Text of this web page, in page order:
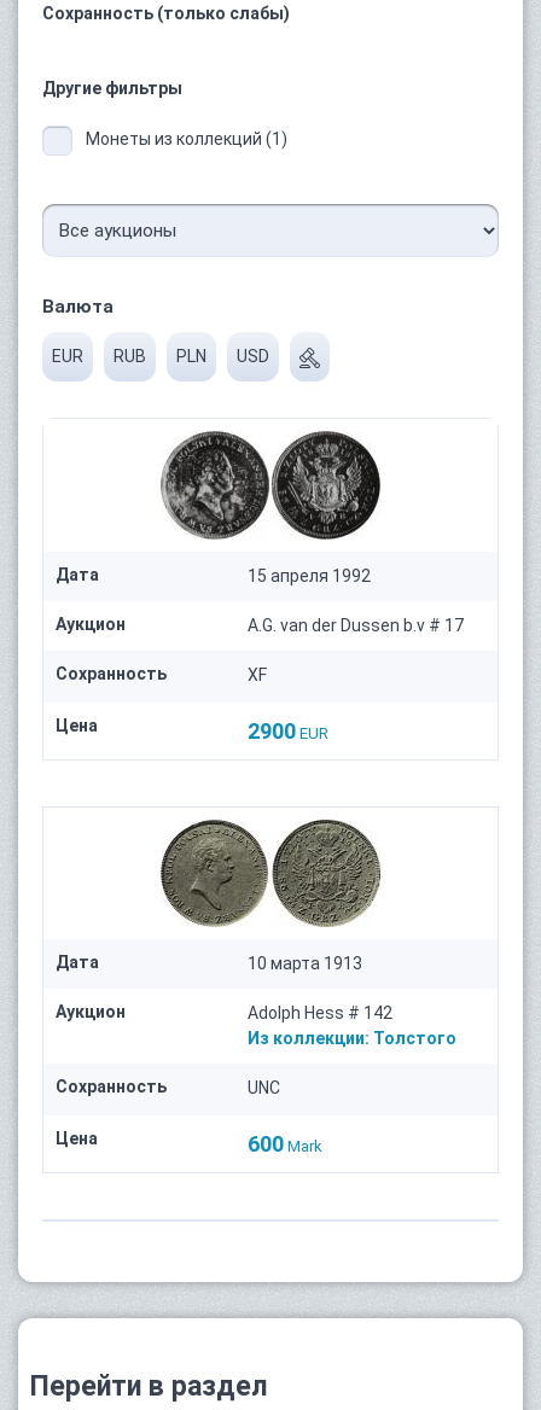
Сохранность (только слабы)
Другие фильтры
Монеты из коллекций (1)
Валюта
EUR RUB PLN USD
Дата 15 апреля 1992
Аукцион A.G. van der Dussen b.v # 17
Сохранность XF
Цена 2900 EUR
Дата 10 марта 1913
Аукцион
Adolph Hess # 142
Из коллекции: Толстого
Сохранность UNC
Цена 600 Mark
Перейти в раздел